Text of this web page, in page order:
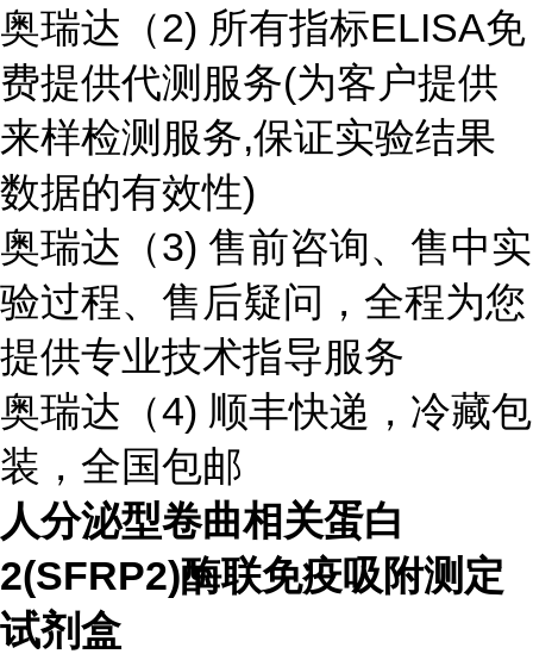
奥瑞达（2) 所有指标ELISA免
费提供代测服务(为客户提供
来样检测服务,保证实验结果
数据的有效性)
奥瑞达（3) 售前咨询、售中实
验过程、售后疑问，全程为您
提供专业技术指导服务
奥瑞达（4) 顺丰快递，冷藏包
装，全国包邮
人分泌型卷曲相关蛋白
2(SFRP2)酶联免疫吸附测定
试剂盒